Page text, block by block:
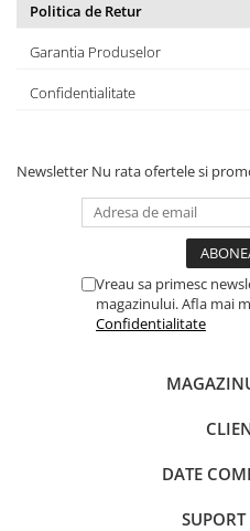
Politica de Retur
Garantia Produselor
Confidentialitate
Newsletter Nu rata ofertele si
Vreau sa primesc
magazinului. Afla mai
Confidentialitate
DATE